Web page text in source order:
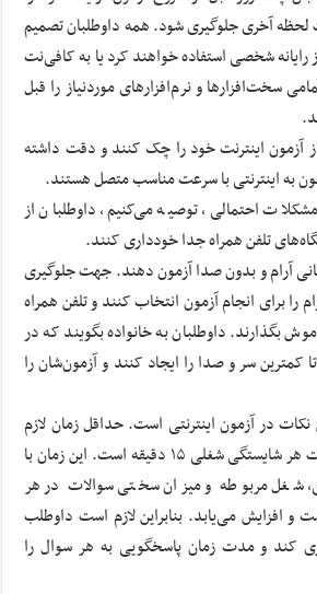
لحظه آخری جلوگیری شود. همه داوطلبان تصمیم
رایانه شخصی استفاده خواهند کرد یا به کافی‌نت
سخت‌افزارها و نرم‌افزارهای موردنیاز را قبل
آزمون اینترنت خود را چک کنند و دقت داشته
به اینترنتی با سرعت مناسب متصل هستند.
احتمالی، توصیه می‌کنیم، داوطلبان از
تلفن همراه جدا خودداری کنند.
آرام و بدون صدا آزمون دهند. جهت جلوگیری
را برای انجام آزمون انتخاب کنند و تلفن همراه
بگذارند. داوطلبان به خانواده بگویند که در
کمترین سر و صدا را ایجاد کنند و آزمون‌شان را
در آزمون اینترنتی است. حداقل زمان لازم
برای پاسخگویی به سوالات هر شایستگی شغلی ۱۵ دقیقه است. این زمان با
شغل مربوطه و میزان سختی سوالات در هر
و افزایش می‌یابد. بنابراین لازم است داوطلب
کند و مدت زمان پاسخگویی به هر سوال را